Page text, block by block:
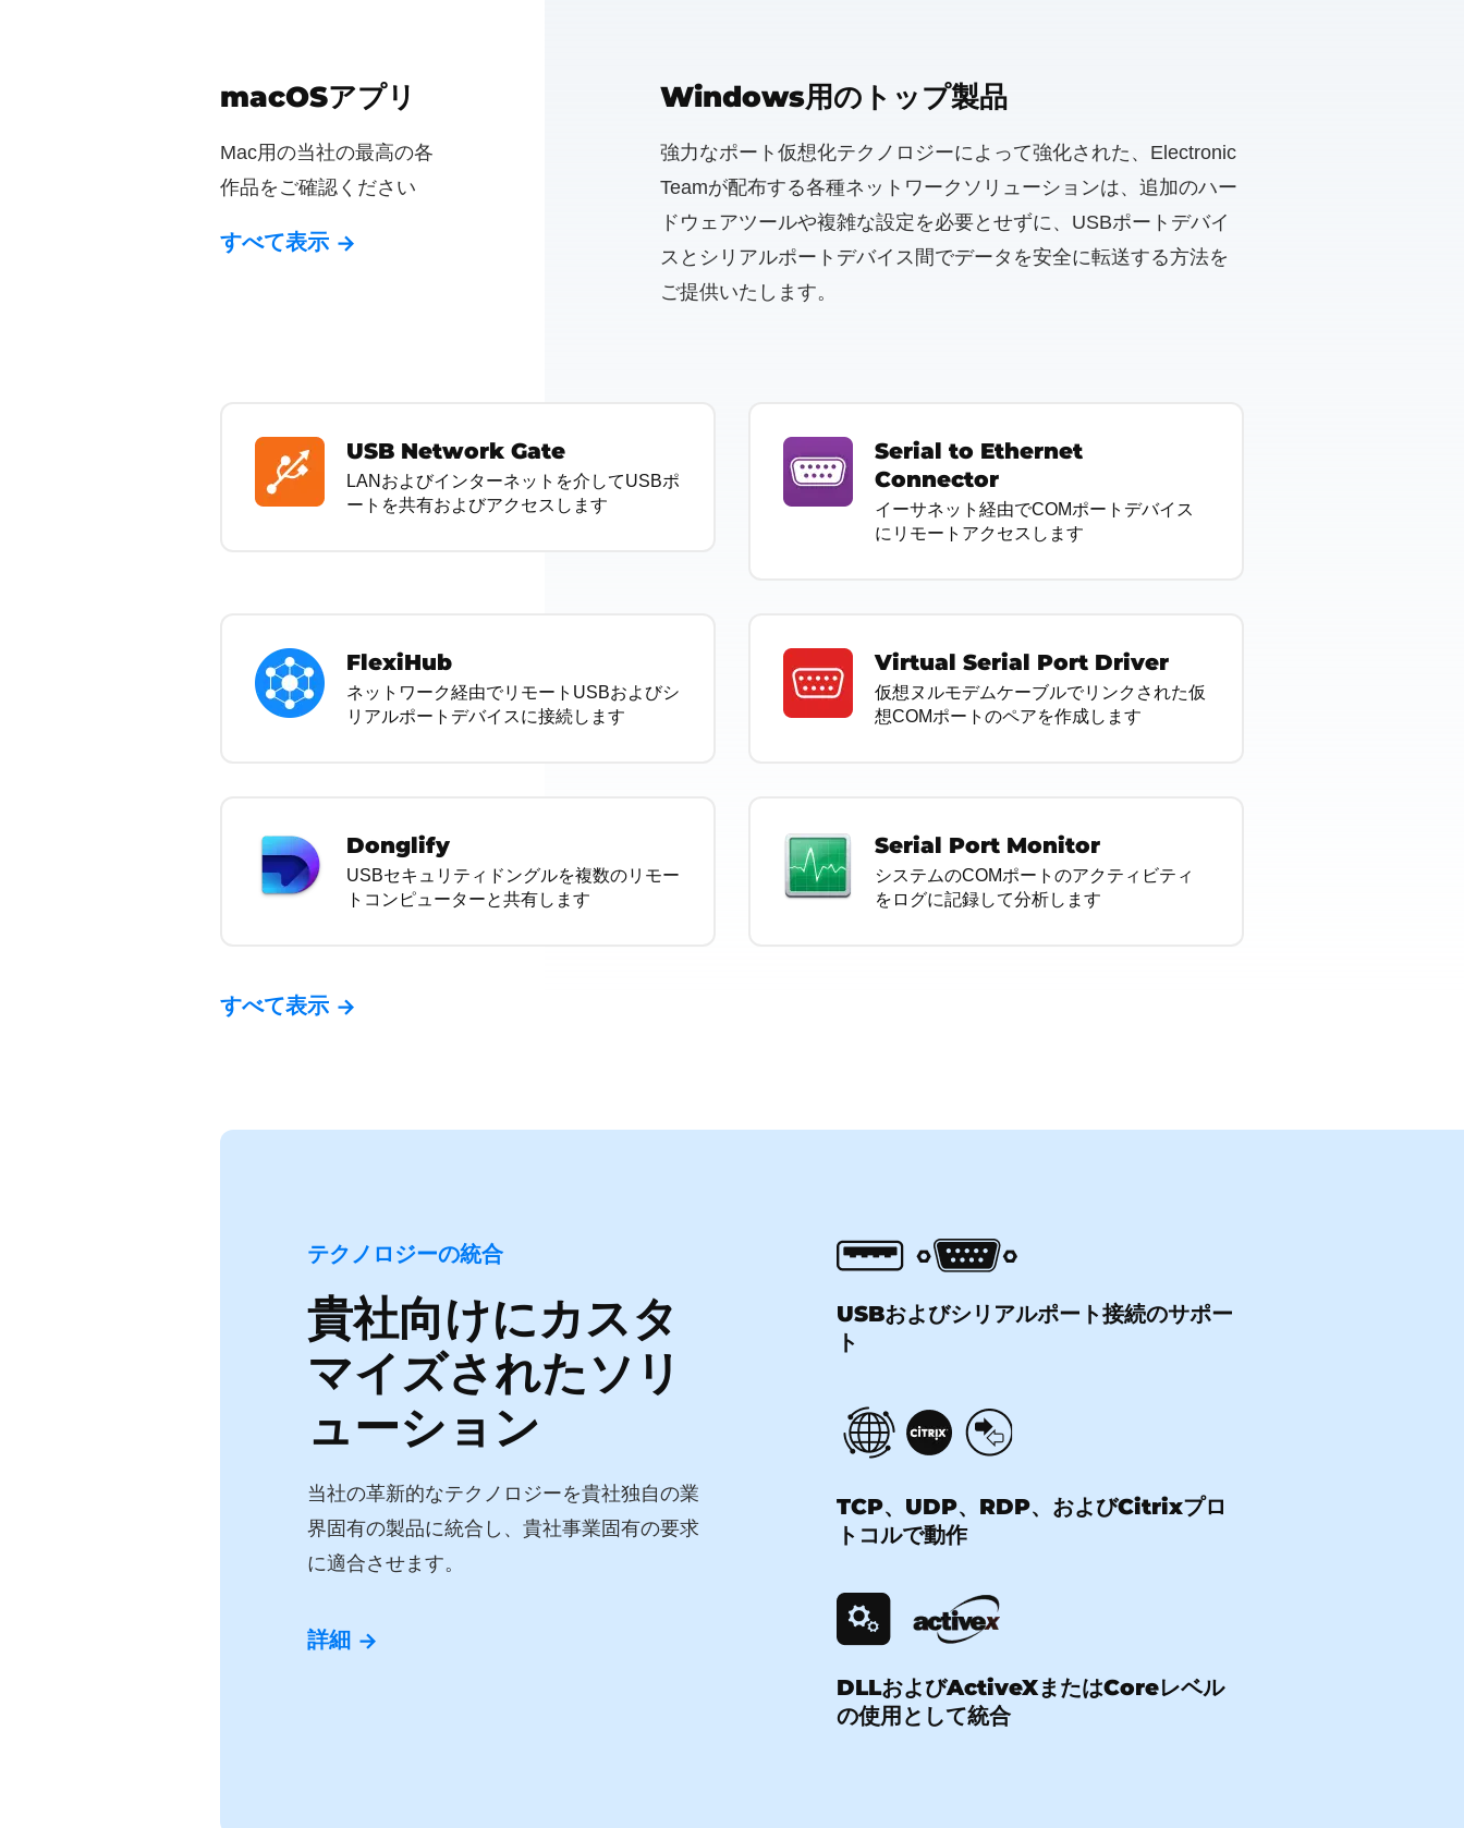
macOSアプリ
Mac用の当社の最高の各
作品をご確認ください
すべて表示
Windows用のトップ製品
強力なポート仮想化テクノロジーによって強化された、Electronic
Teamが配布する各種ネットワークソリューションは、追加のハー
ドウェアツールや複雑な設定を必要とせずに、USBポートデバイ
スとシリアルポートデバイス間でデータを安全に転送する方法を
ご提供いたします。
USB Network Gate
LANおよびインターネットを介してUSBポ
ートを共有およびアクセスします
Serial to Ethernet
Connector
イーサネット経由でCOMポートデバイス
にリモートアクセスします
FlexiHub
ネットワーク経由でリモートUSBおよびシ
リアルポートデバイスに接続します
Virtual Serial Port Driver
仮想ヌルモデムケーブルでリンクされた仮
想COMポートのペアを作成します
Donglify
USBセキュリティドングルを複数のリモー
トコンピューターと共有します
Serial Port Monitor
システムのCOMポートのアクティビティ
をログに記録して分析します
すべて表示
テクノロジーの統合
貴社向けにカスタ
マイズされたソリ
ューション
当社の革新的なテクノロジーを貴社独自の業
界固有の製品に統合し、貴社事業固有の要求
に適合させます。
詳細
USBおよびシリアルポート接続のサポー
ト
TCP、UDP、RDP、およびCitrixプロ
トコルで動作
DLLおよびActiveXまたはCoreレベル
の使用として統合